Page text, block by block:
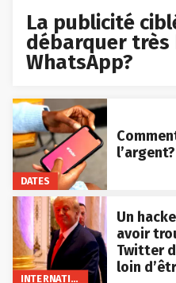
La publicité
débarquer
WhatsApp?
DATES
l’argent?
INTERNATIONAL
Un
avoir
Twitter
loin